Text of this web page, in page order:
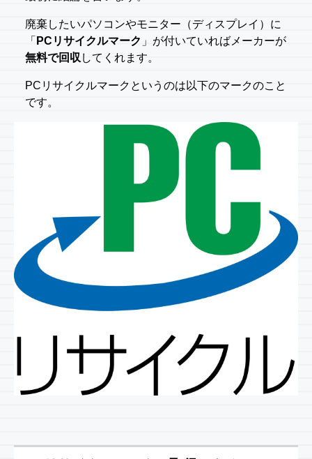
廃棄したいパソコンやモニター（ディスプレイ）に
「 PCリサイクルマーク 」が付いていればメーカーが
無料で回収 してくれます。
PCリサイクルマークというのは以下のマークのこと
です。